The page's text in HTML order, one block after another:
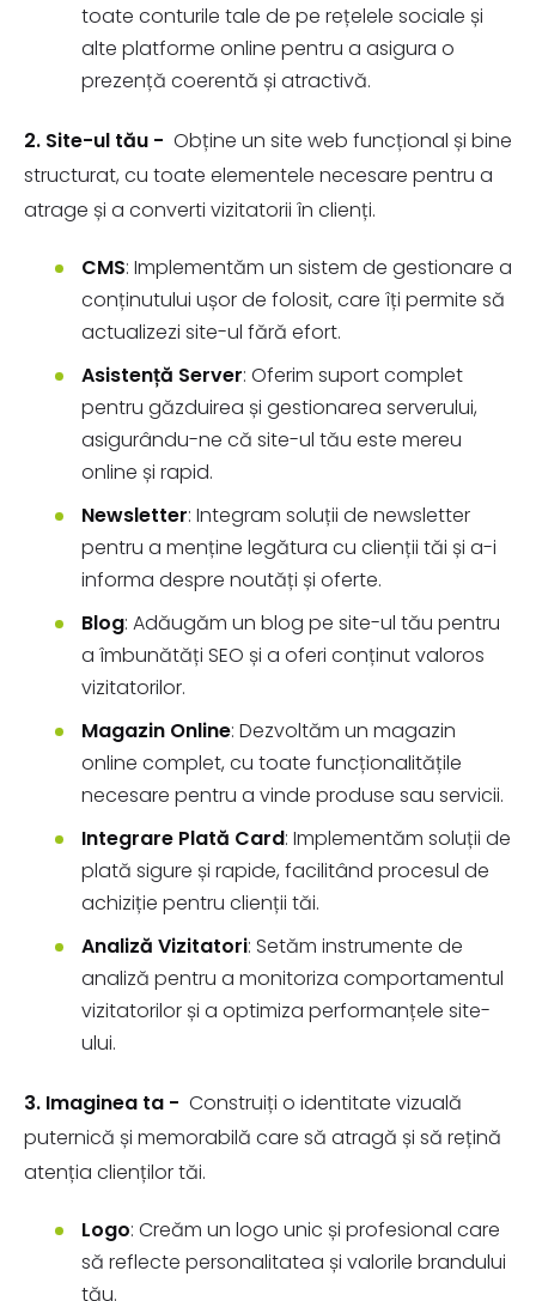
toate conturile tale de pe rețelele sociale și
alte platforme online pentru a asigura o
prezență coerentă și atractivă.
2. Site-ul tău - Obține un site web funcțional și bine
structurat, cu toate elementele necesare pentru a
atrage și a converti vizitatorii în clienți.
CMS: Implementăm un sistem de gestionare a
conținutului ușor de folosit, care îți permite să
actualizezi site-ul fără efort.
Asistență Server: Oferim suport complet
pentru găzduirea și gestionarea serverului,
asigurându-ne că site-ul tău este mereu
online și rapid.
Newsletter: Integram soluții de newsletter
pentru a menține legătura cu clienții tăi și a-i
informa despre noutăți și oferte.
Blog: Adăugăm un blog pe site-ul tău pentru
a îmbunătăți SEO și a oferi conținut valoros
vizitatorilor.
Magazin Online: Dezvoltăm un magazin
online complet, cu toate funcționalitățile
necesare pentru a vinde produse sau servicii.
Integrare Plată Card: Implementăm soluții de
plată sigure și rapide, facilitând procesul de
achiziție pentru clienții tăi.
Analiză Vizitatori: Setăm instrumente de
analiză pentru a monitoriza comportamentul
vizitatorilor și a optimiza performanțele site-
ului.
3. Imaginea ta - Construiți o identitate vizuală
puternică și memorabilă care să atragă și să rețină
atenția clienților tăi.
Logo: Creăm un logo unic și profesional care
să reflecte personalitatea și valorile brandului
tău.